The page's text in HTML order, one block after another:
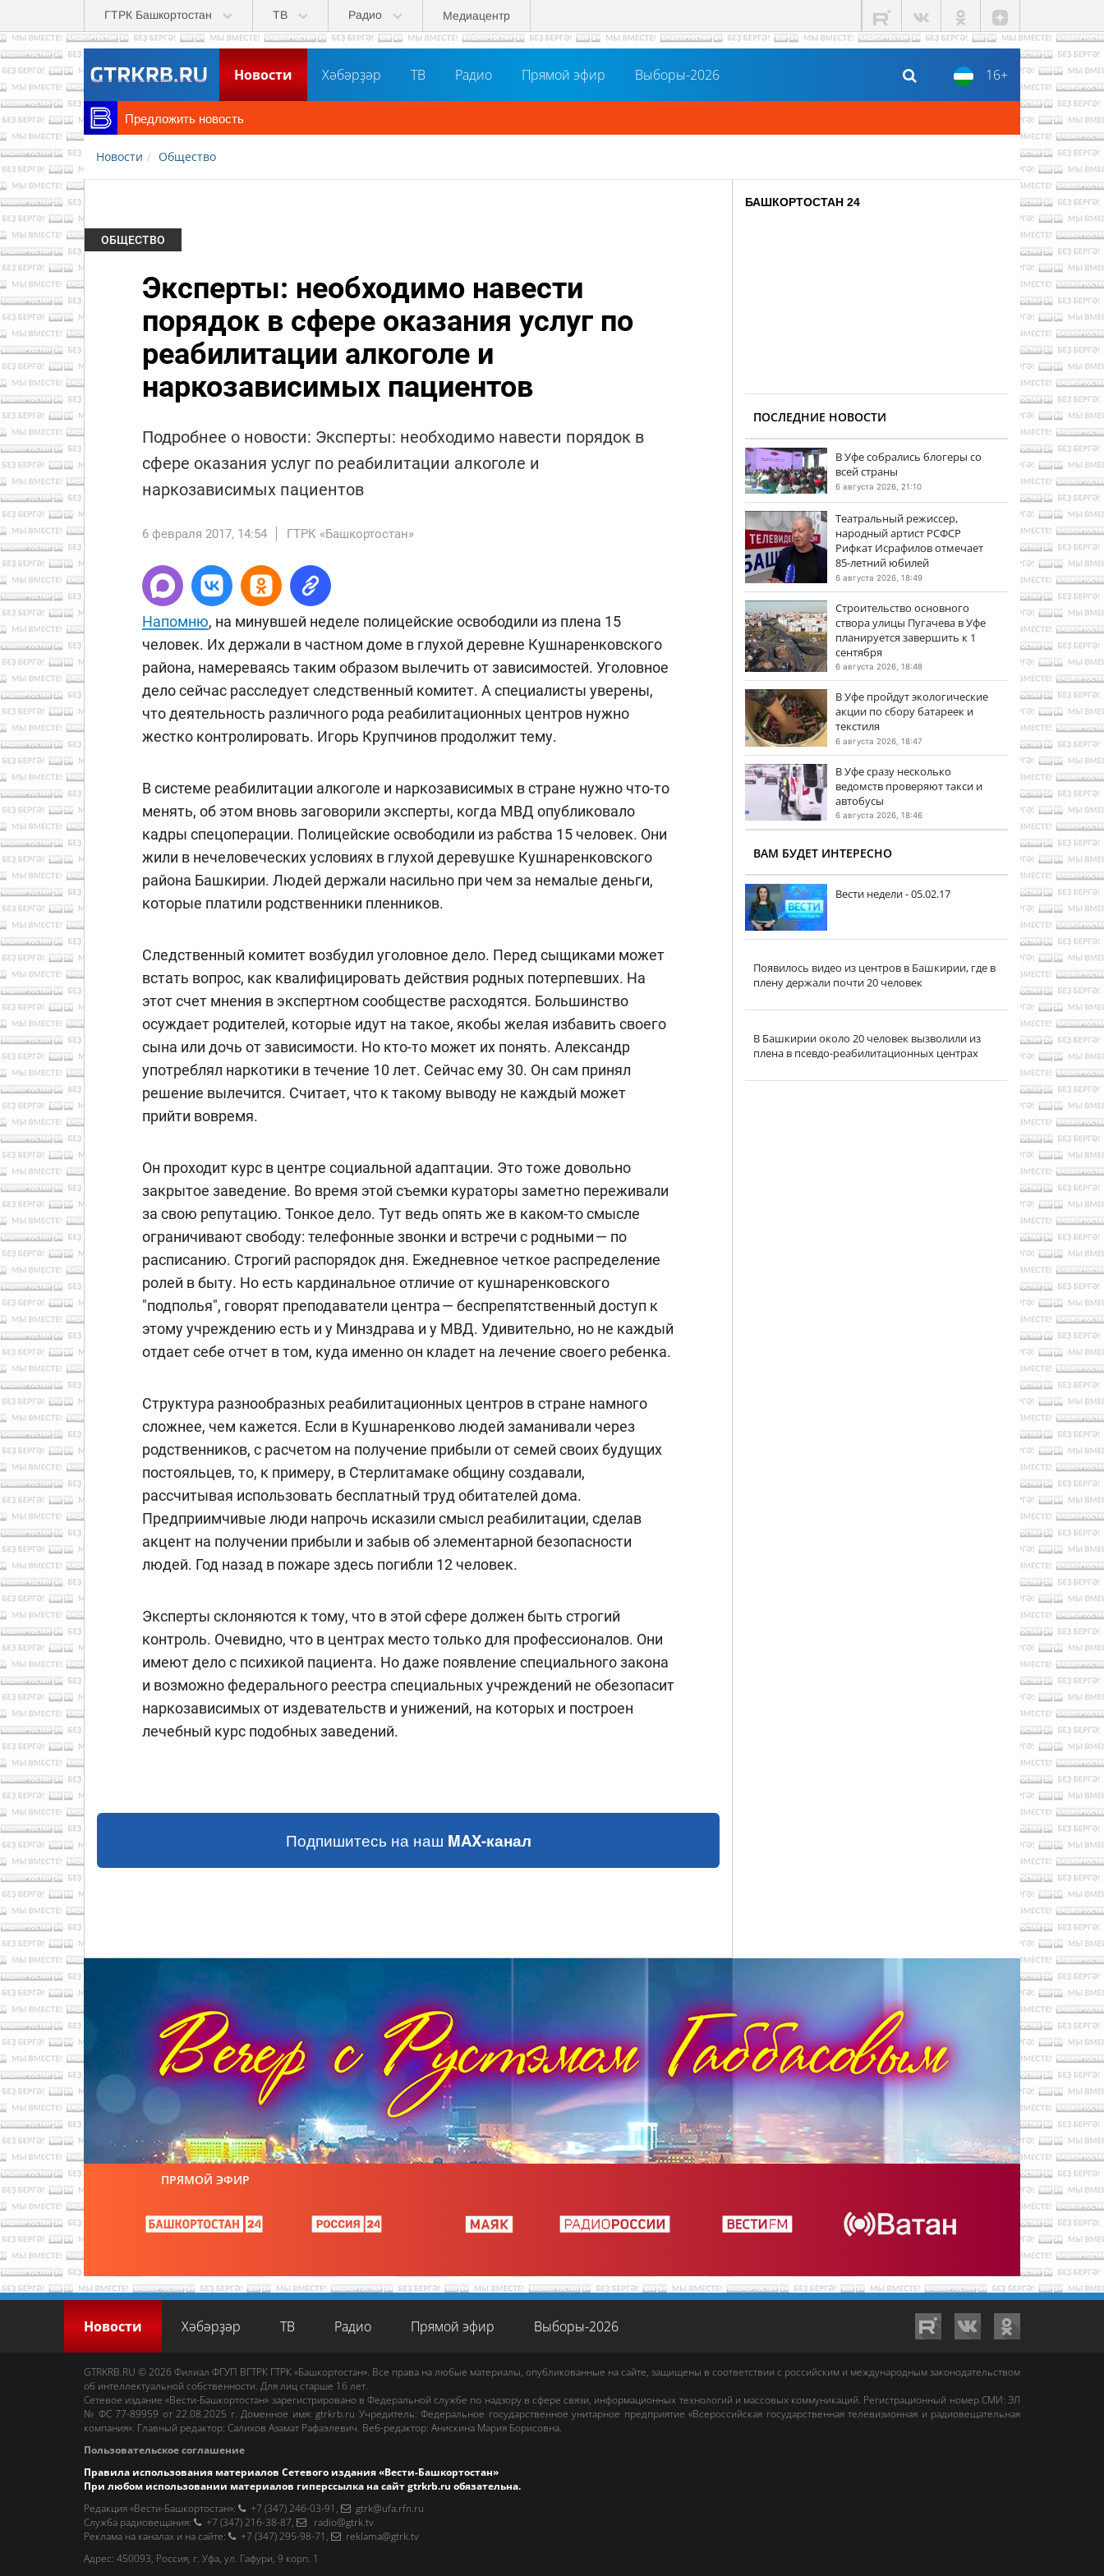
Перейти к основному содержанию
ГТРК Башкортостан ТВ Радио Медиацентр
16+
Новости Хәбәрҙәр ТВ Радио Прямой эфир Выборы-2026
Предложить новость
Новости Общество
ОБЩЕСТВО
Эксперты: необходимо навести
порядок в сфере оказания услуг по
реабилитации алкоголе и
наркозависимых пациентов
Подробнее о новости: Эксперты: необходимо навести порядок в
сфере оказания услуг по реабилитации алкоголе и
наркозависимых пациентов
6 февраля 2017, 14:54 ГТРК «Башкортостан»
Напомню, на минувшей неделе полицейские освободили из плена 15
человек. Их держали в частном доме в глухой деревне Кушнаренковского
района, намереваясь таким образом вылечить от зависимостей. Уголовное
дело сейчас расследует следственный комитет. А специалисты уверены,
что деятельность различного рода реабилитационных центров нужно
жестко контролировать. Игорь Крупчинов продолжит тему.
В системе реабилитации алкоголе и наркозависимых в стране нужно что-то
менять, об этом вновь заговорили эксперты, когда МВД опубликовало
кадры спецоперации. Полицейские освободили из рабства 15 человек. Они
жили в нечеловеческих условиях в глухой деревушке Кушнаренковского
района Башкирии. Людей держали насильно при чем за немалые деньги,
которые платили родственники пленников.
Следственный комитет возбудил уголовное дело. Перед сыщиками может
встать вопрос, как квалифицировать действия родных потерпевших. На
этот счет мнения в экспертном сообществе расходятся. Большинство
осуждает родителей, которые идут на такое, якобы желая избавить своего
сына или дочь от зависимости. Но кто-то может их понять. Александр
употреблял наркотики в течение 10 лет. Сейчас ему 30. Он сам принял
решение вылечится. Считает, что к такому выводу не каждый может
прийти вовремя.
Он проходит курс в центре социальной адаптации. Это тоже довольно
закрытое заведение. Во время этой съемки кураторы заметно переживали
за свою репутацию. Тонкое дело. Тут ведь опять же в каком-то смысле
ограничивают свободу: телефонные звонки и встречи с родными — по
расписанию. Строгий распорядок дня. Ежедневное четкое распределение
ролей в быту. Но есть кардинальное отличие от кушнаренковского
"подполья", говорят преподаватели центра — беспрепятственный доступ к
этому учреждению есть и у Минздрава и у МВД. Удивительно, но не каждый
отдает себе отчет в том, куда именно он кладет на лечение своего ребенка.
Структура разнообразных реабилитационных центров в стране намного
сложнее, чем кажется. Если в Кушнаренково людей заманивали через
родственников, с расчетом на получение прибыли от семей своих будущих
постояльцев, то, к примеру, в Стерлитамаке общину создавали,
рассчитывая использовать бесплатный труд обитателей дома.
Предприимчивые люди напрочь исказили смысл реабилитации, сделав
акцент на получении прибыли и забыв об элементарной безопасности
людей. Год назад в пожаре здесь погибли 12 человек.
Эксперты склоняются к тому, что в этой сфере должен быть строгий
контроль. Очевидно, что в центрах место только для профессионалов. Они
имеют дело с психикой пациента. Но даже появление специального закона
и возможно федерального реестра специальных учреждений не обезопасит
наркозависимых от издевательств и унижений, на которых и построен
лечебный курс подобных заведений.
Подпишитесь на наш MAX-канал
БАШКОРТОСТАН 24
ПОСЛЕДНИЕ НОВОСТИ
В Уфе собрались блогеры со
всей страны
6 августа 2026, 21:10
Театральный режиссер,
народный артист РСФСР
Рифкат Исрафилов отмечает
85-летний юбилей
6 августа 2026, 18:49
Строительство основного
створа улицы Пугачева в Уфе
планируется завершить к 1
сентября
6 августа 2026, 18:48
В Уфе пройдут экологические
акции по сбору батареек и
текстиля
6 августа 2026, 18:47
В Уфе сразу несколько
ведомств проверяют такси и
автобусы
6 августа 2026, 18:46
ВАМ БУДЕТ ИНТЕРЕСНО
Вести недели - 05.02.17
Появилось видео из центров в Башкирии, где в
плену держали почти 20 человек
В Башкирии около 20 человек вызволили из
плена в псевдо-реабилитационных центрах
ПРЯМОЙ ЭФИР
Новости Хәбәрҙәр ТВ Радио Прямой эфир Выборы-2026
GTRKRB.RU © 2026 Филиал ФГУП ВГТРК ГТРК «Башкортостан». Все права на любые материалы, опубликованные на сайте, защищены в соответствии с российским и международным законодательством
об интеллектуальной собственности. Для лиц старше 16 лет.
Сетевое издание «Вести-Башкортостан» зарегистрировано в Федеральной службе по надзору в сфере связи, информационных технологий и массовых коммуникаций. Регистрационный номер СМИ: ЭЛ
№ ФС 77-89959 от 22.08.2025 г. Доменное имя:gtrkrb.ru Учредитель: Федеральное государственное унитарное предприятие «Всероссийская государственная телевизионная и радиовещательная
компания». Главный редактор: Салихов Азамат Рафаэлевич. Веб-редактор: Анискина Мария Борисовна.
Пользовательское соглашение
Правила использования материалов Сетевого издания «Вести-Башкортостан»
При любом использовании материалов гиперссылка на сайтgtrkrb.ru обязательна.
Редакция «Вести-Башкортостан»: +7 (347) 246-03-91 ,
gtrk@ufa.rfn.ru
Cлужба радиовещания: +7 (347) 216-38-87,
radio@gtrk.tv
Реклама на каналах и на сайте: +7 (347) 295-98-71 ,
reklama@gtrk.tv
Адрес: 450093, Россия, г. Уфа, ул. Гафури, 9 корп. 1